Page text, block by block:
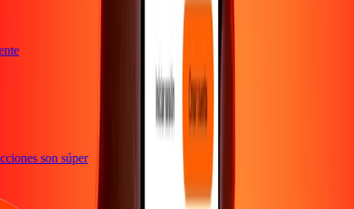
son súper